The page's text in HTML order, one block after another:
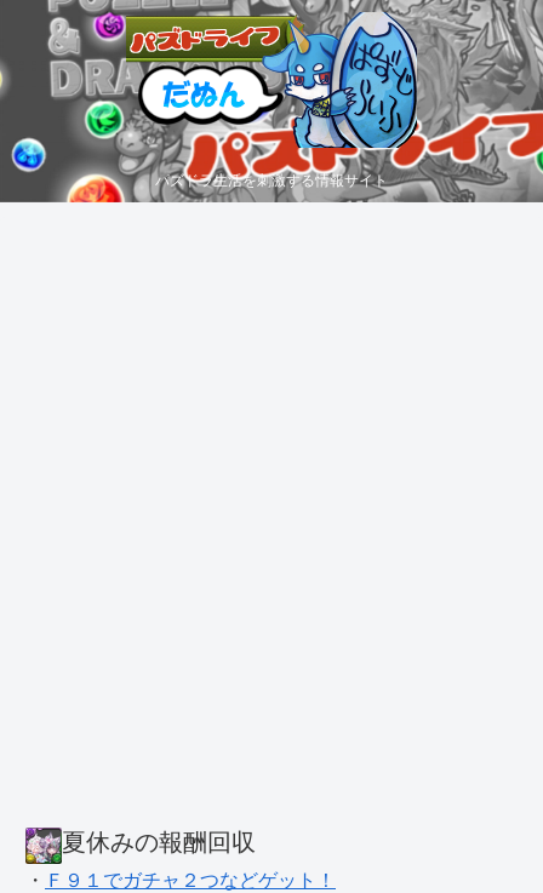
パズドラ生活を刺激する情報サイト
夏休みの報酬回収
・ Ｆ９１でガチャ２つなどゲット！